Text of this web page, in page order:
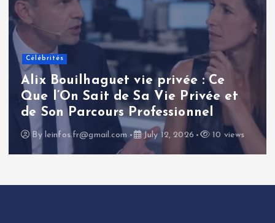
Célébrités
Alix Bouilhaguet vie privée : Ce
Que l’On Sait de Sa Vie Privée et
de Son Parcours Professionnel
By leinfos.fr@gmail.com July 12, 2026 10 views